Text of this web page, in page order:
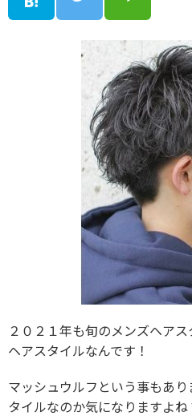
２０２１年も旬のメンズヘア
ヘアスタイルなんです！
マッシュウルフという事もあ
タイルなのか気になりますよね